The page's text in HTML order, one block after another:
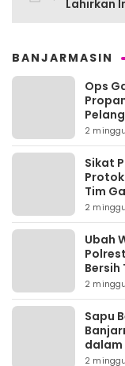
Lahirkan
BANJARMASIN
Ops
2
Sikat
Tim
2
Ubah
Bersih
2
Sapu
dalam
2